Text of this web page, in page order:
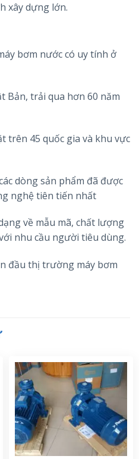
xây dựng lớn.
bơm nước có uy tính ở
Bản, trải qua hơn 60 năm
trên 45 quốc gia và khu vực
dòng sản phẩm đã được
nghệ tiên tiến nhất
về mẫu mã, chất lượng
nhu cầu người tiêu dùng.
đầu thị trường máy bơm